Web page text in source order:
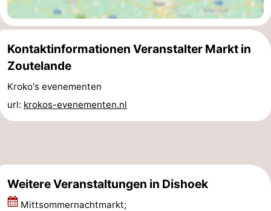
Oranjezon
Oostkapelle
de
Mantelingen
Domburg
-
Westkapelle
-
Zoutelande
-
bos
Middelburg
Zeeuws-
Kontaktinformationen Veranstalter Markt in
Zoutelande
Kroko's evenementen
url: krokos-evenementen.nl
Weitere Veranstaltungen in Dishoek
Mittsommernachtmarkt;